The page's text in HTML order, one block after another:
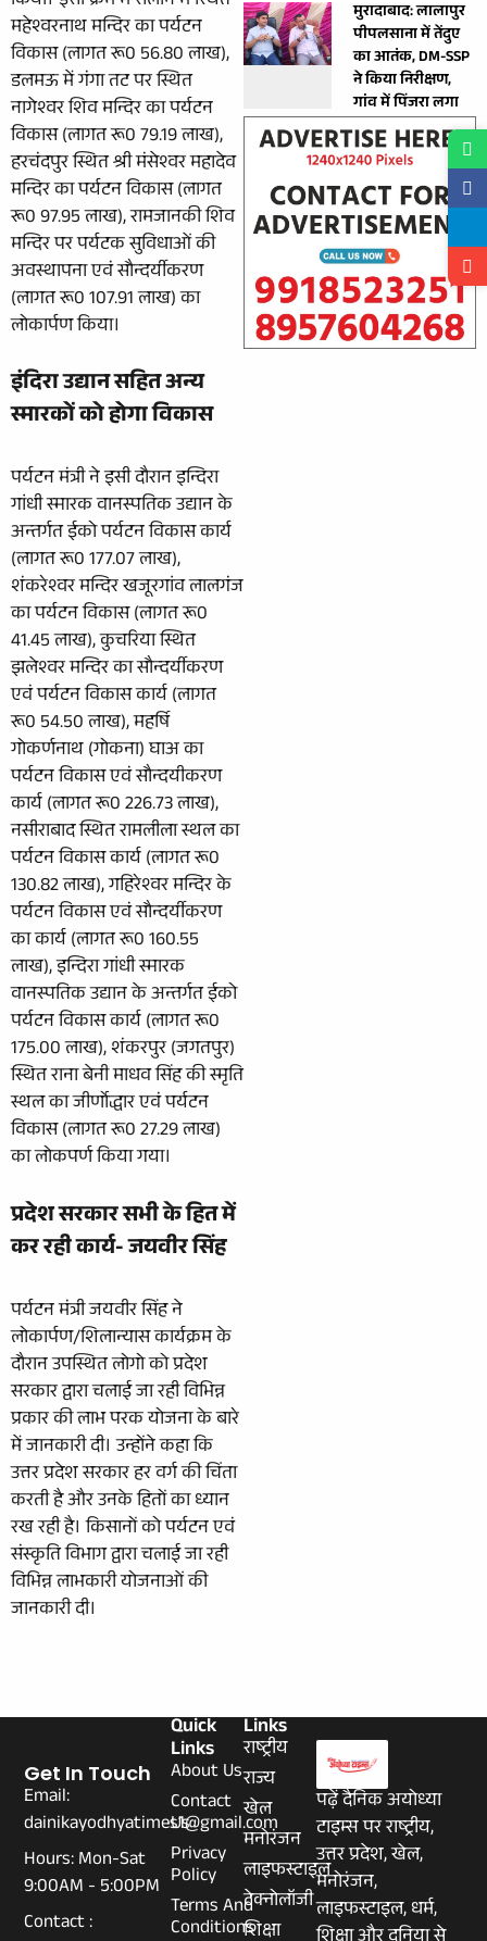
महेश्वरनाथ मन्दिर का पर्यटन
विकास (लागत रू0 56.80 लाख),
डलमऊ में गंगा तट पर स्थित
नागेश्वर शिव मन्दिर का पर्यटन
विकास (लागत रू0 79.19 लाख),
हरचंदपुर स्थित श्री मंसेश्वर महादेव
मन्दिर का पर्यटन विकास (लागत
रू0 97.95 लाख), रामजानकी शिव
मन्दिर पर पर्यटक सुविधाओं की
अवस्थापना एवं सौन्दर्यीकरण
(लागत रू0 107.91 लाख) का
लोकार्पण किया।
इंदिरा उद्यान सहित अन्य
स्मारकों को होगा विकास
पर्यटन मंत्री ने इसी दौरान इन्दिरा
गांधी स्मारक वानस्पतिक उद्यान के
अन्तर्गत ईको पर्यटन विकास कार्य
(लागत रू0 177.07 लाख),
शंकरेश्वर मन्दिर खजूरगांव लालगंज
का पर्यटन विकास (लागत रू0
41.45 लाख), कुचरिया स्थित
झलेश्वर मन्दिर का सौन्दर्यीकरण
एवं पर्यटन विकास कार्य (लागत
रू0 54.50 लाख), महर्षि
गोकर्णनाथ (गोकना) घाअ का
पर्यटन विकास एवं सौन्दयीकरण
कार्य (लागत रू0 226.73 लाख),
नसीराबाद स्थित रामलीला स्थल का
पर्यटन विकास कार्य (लागत रू0
130.82 लाख), गहिरेश्वर मन्दिर के
पर्यटन विकास एवं सौन्दर्यीकरण
का कार्य (लागत रू0 160.55
लाख), इन्दिरा गांधी स्मारक
वानस्पतिक उद्यान के अन्तर्गत ईको
पर्यटन विकास कार्य (लागत रू0
175.00 लाख), शंकरपुर (जगतपुर)
स्थित राना बेनी माधव सिंह की स्मृति
स्थल का जीर्णोद्धार एवं पर्यटन
विकास (लागत रू0 27.29 लाख)
का लोकपर्ण किया गया।
प्रदेश सरकार सभी के हित में
कर रही कार्य- जयवीर सिंह
पर्यटन मंत्री जयवीर सिंह ने
लोकार्पण/शिलान्यास कार्यक्रम के
दौरान उपस्थित लोगो को प्रदेश
सरकार द्वारा चलाई जा रही विभिन्न
प्रकार की लाभ परक योजना के बारे
में जानकारी दी। उन्होंने कहा कि
उत्तर प्रदेश सरकार हर वर्ग की चिंता
करती है और उनके हितों का ध्यान
रख रही है। किसानों को पर्यटन एवं
संस्कृति विभाग द्वारा चलाई जा रही
विभिन्न लाभकारी योजनाओं की
जानकारी दी।
मुरादाबाद: लालापुर
पीपलसाना में तेंदुए
का आतंक, DM-SSP
ने किया निरीक्षण,
गांव में पिंजरा लगा
पढ़ें दैनिक अयोध्या
टाइम्स पर राष्ट्रीय,
उत्तर प्रदेश, खेल,
मनोरंजन,
लाइफस्टाइल, धर्म,
Links
राष्ट्रीय
राज्य
खेल
मनोरंजन
लाइफस्टाइल
टेक्नोलॉजी
शिक्षा
Quick
Links
About Us
Contact
Us
Privacy
Policy
Terms And
Conditions
Get In Touch
Email:
dainikayodhyatimes1@gmail.com
Hours: Mon-Sat
9:00AM - 5:00PM
Contact :